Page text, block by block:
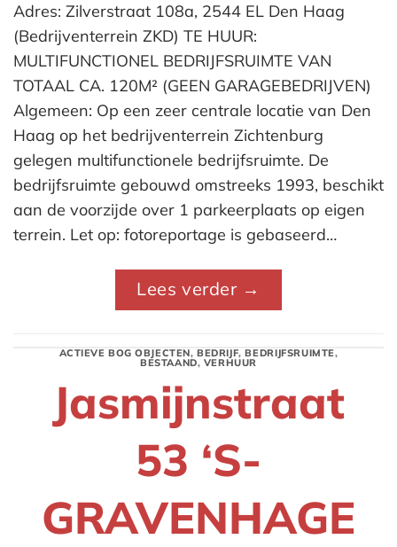
Adres: Zilverstraat 108a, 2544 EL Den Haag
(Bedrijventerrein ZKD) TE HUUR:
MULTIFUNCTIONEL BEDRIJFSRUIMTE VAN
TOTAAL CA. 120M² (GEEN GARAGEBEDRIJVEN)
Algemeen: Op een zeer centrale locatie van Den
Haag op het bedrijventerrein Zichtenburg
gelegen multifunctionele bedrijfsruimte. De
bedrijfsruimte gebouwd omstreeks 1993, beschikt
aan de voorzijde over 1 parkeerplaats op eigen
terrein. Let op: fotoreportage is gebaseerd…
Lees verder →
ACTIEVE BOG OBJECTEN, BEDRIJF,BEDRIJFSRUIMTE,
BESTAAND, VERHUUR
Jasmijnstraat
53 ‘S-
GRAVENHAGE